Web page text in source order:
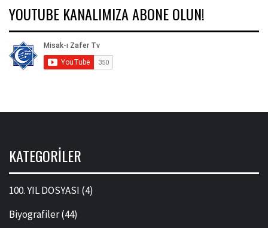
YOUTUBE KANALIMIZA ABONE OLUN!
KATEGORILER
100. YIL DOSYASI (4)
Biyografiler(44)